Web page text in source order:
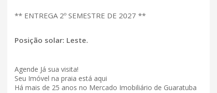
** ENTREGA 2º SEMESTRE DE 2027 **
Posição solar: Leste.
Agende Já sua visita!
Seu Imóvel na praia está aqui
Há mais de 25 anos no Mercado Imobiliário de Guaratuba